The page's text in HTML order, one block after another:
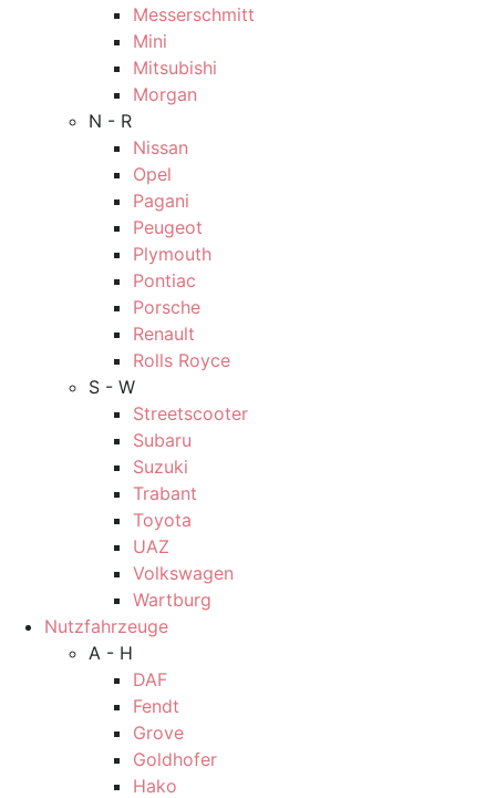
Messerschmitt
Mini
Mitsubishi
Morgan
N - R
Nissan
Opel
Pagani
Peugeot
Plymouth
Pontiac
Porsche
Renault
Rolls Royce
S - W
Streetscooter
Subaru
Suzuki
Trabant
Toyota
UAZ
Volkswagen
Wartburg
Nutzfahrzeuge
A - H
DAF
Fendt
Grove
Goldhofer
Hako